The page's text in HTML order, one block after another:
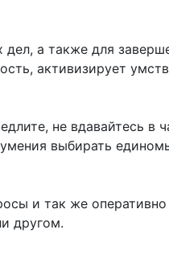
а также для
активизирует
не вдавайтесь в
выбирать
и так же
другом.